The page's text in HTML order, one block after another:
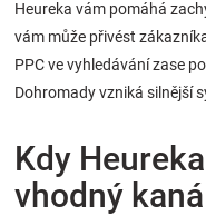
Heureka vám pomáhá
vám může přivést
PPC ve vyhledávání zase
Dohromady vzniká silnější
Kdy
vhodný